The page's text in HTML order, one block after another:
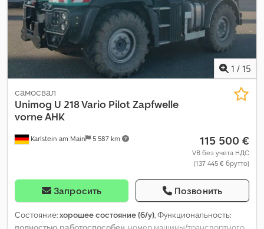
1 / 15
Karlstein am Main 5 587 km
самосвал
Unimog U 218 Vario Pilot Zapfwelle
vorne AHK
115 500 €
VB без учета НДС
(137 445 € брутто)
Запросить Позвонить
Состояние:хорошее состояние (б/у), Функциональность: